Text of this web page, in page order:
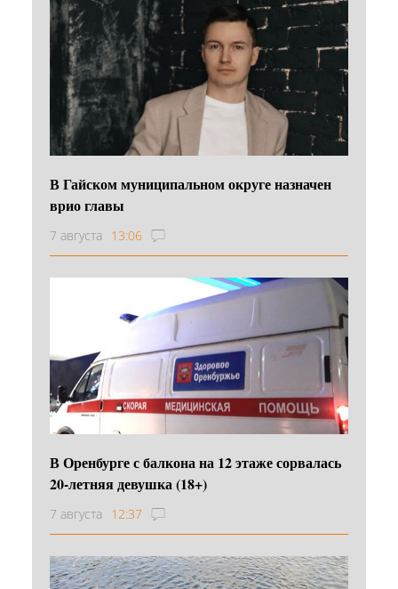
В Гайском муниципальном округе назначен
врио главы
7 августа 13:06
В Оренбурге с балкона на 12 этаже сорвалась
20-летняя девушка (18+)
7 августа 12:37